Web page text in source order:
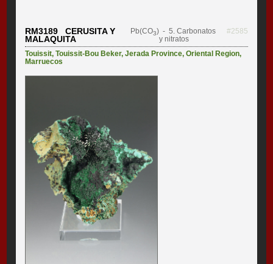
RM3189 CERUSITA Y
MALAQUITA
Pb(CO3)- 5. Carbonatos
y nitratos
#2585
Touissit,Touissit-Bou Beker,Jerada Province,Oriental Region,
Marruecos